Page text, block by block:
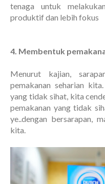
tenaga untuk
produktif dan lebih fokus
4. Membentuk
Menurut kajian,
pemakanan seharian
yang tidak sihat, kita
pemakanan yang tidak
ye..dengan bersarapan,
kita.